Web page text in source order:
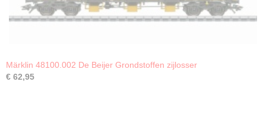
Märklin 48100.002 De Beijer Grondstoffen zijlosser
€ 62,95